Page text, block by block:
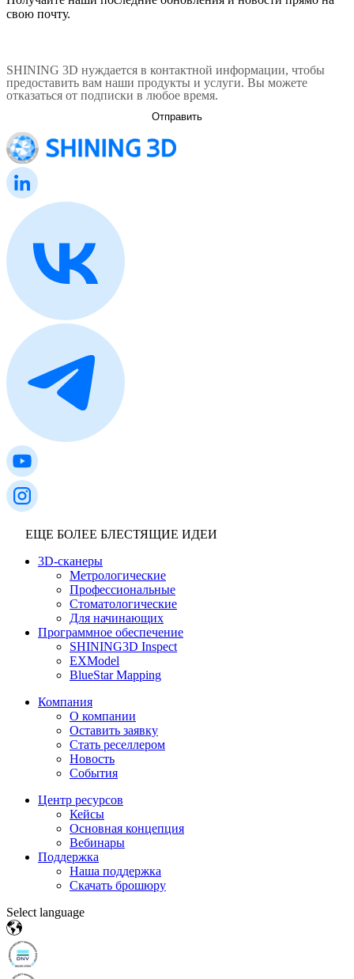
свою почту.
SHINING 3D нуждается в контактной информации, чтобы
предоставить вам наши продукты и услуги. Вы можете
отказаться от подписки в любое время.
ЕЩЕ БОЛЕЕ БЛЕСТЯЩИЕ ИДЕИ
3D-сканеры
Метрологические
Профессиональные
Стоматологические
Для начинающих
Программное обеспечение
SHINING3D Inspect
EXModel
BlueStar Mapping
Компания
О компании
Оставить заявку
Стать реселлером
Новость
События
Центр ресурсов
Кейсы
Основная концепция
Вебинары
Поддержка
Наша поддержка
Скачать брошюру
Select language